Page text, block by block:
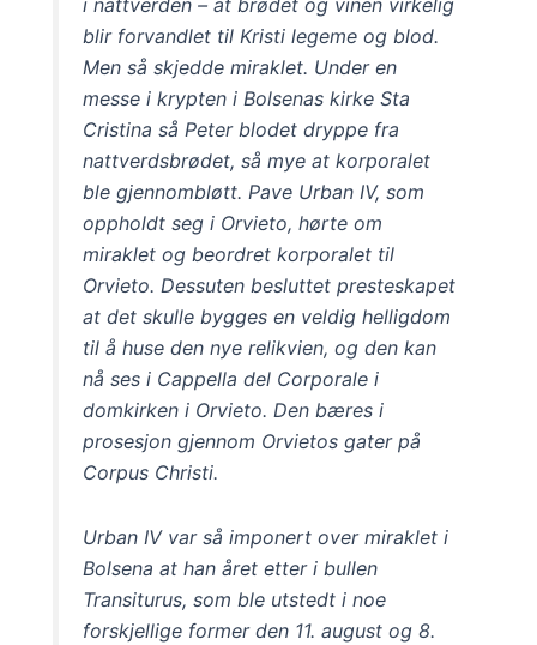
i nattverden – at brødet og vinen virkelig
blir forvandlet til Kristi legeme og blod.
Men så skjedde miraklet. Under en
messe i krypten i Bolsenas kirke Sta
Cristina så Peter blodet dryppe fra
nattverdsbrødet, så mye at korporalet
ble gjennombløtt. Pave Urban IV, som
oppholdt seg i Orvieto, hørte om
miraklet og beordret korporalet til
Orvieto. Dessuten besluttet presteskapet
at det skulle bygges en veldig helligdom
til å huse den nye relikvien, og den kan
nå ses i Cappella del Corporale i
domkirken i Orvieto. Den bæres i
prosesjon gjennom Orvietos gater på
Corpus Christi.
Urban IV var så imponert over miraklet i
Bolsena at han året etter i bullen
Transiturus, som ble utstedt i noe
forskjellige former den 11. august og 8.